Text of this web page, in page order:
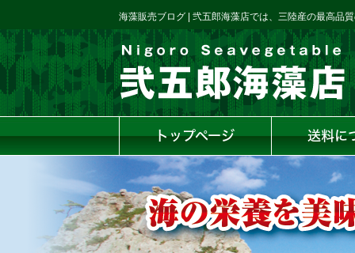
海藻販売ブログ | 弐五郎海藻店では、三陸産の最高品
トップページ 送料に